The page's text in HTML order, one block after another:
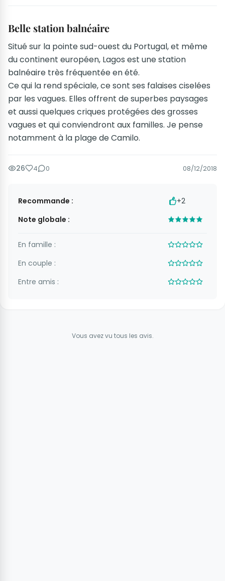
Belle station balnéaire
Situé sur la pointe sud-ouest du Portugal, et même
du continent européen, Lagos est une station
balnéaire très fréquentée en été.
Ce qui la rend spéciale, ce sont ses falaises ciselées
par les vagues. Elles offrent de superbes paysages
et aussi quelques criques protégées des grosses
vagues et qui conviendront aux familles. Je pense
notamment à la plage de Camilo.
26 4 0 08/12/2018
Recommande :
+2
Note globale :
En famille :
En couple :
Entre amis :
Vous avez vu tous les avis.